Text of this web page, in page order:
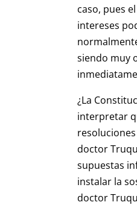
caso, pues
intereses
siendo muy
¿La
interpretar
doctor
supuestas
instalar la
doctor